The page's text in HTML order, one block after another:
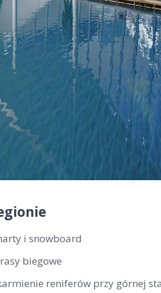
i snowboard
biegowe
reniferów przy górnej